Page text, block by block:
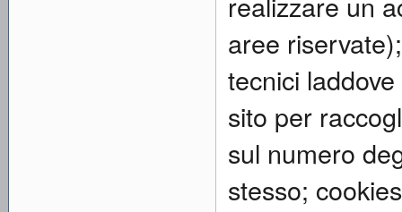
aree
tecnici
sito per
sul numero
stesso;